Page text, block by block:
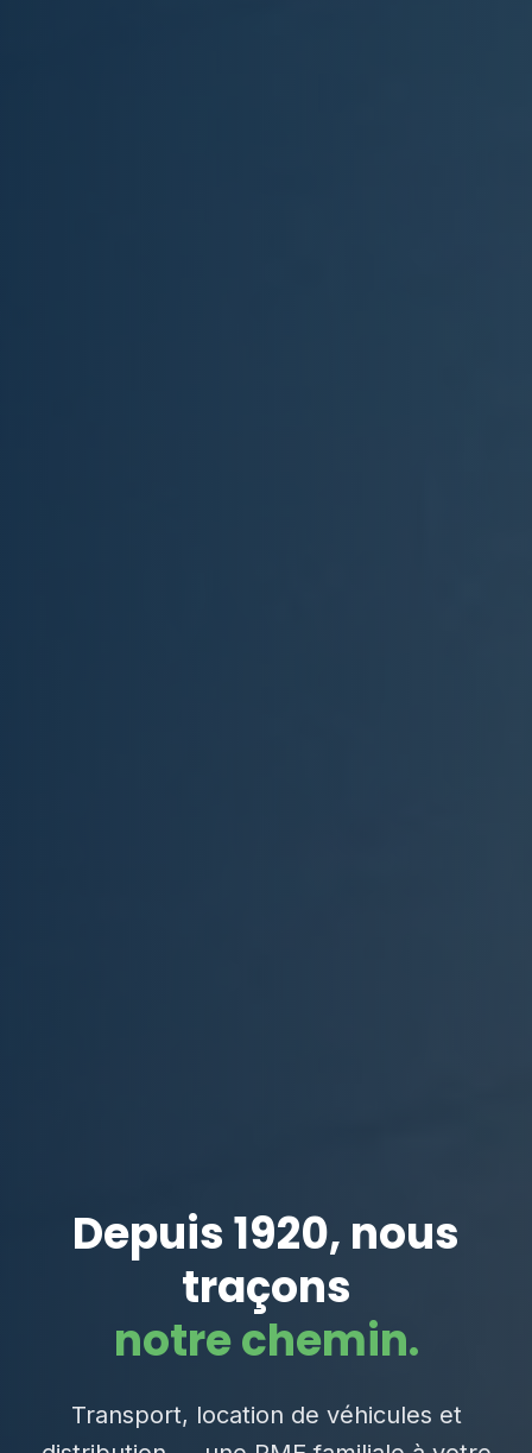
Depuis 1920, nous
traçons
notre chemin.
Transport, location de véhicules et